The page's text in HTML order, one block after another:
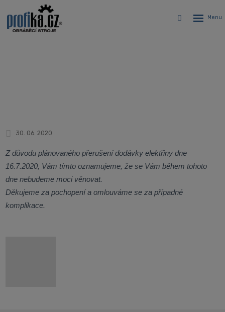
Vyhledávání
30. 06. 2020
Z důvodu plánovaného přerušení dodávky elektřiny dne
16.7.2020, Vám tímto oznamujeme, že se Vám během tohoto
dne nebudeme moci věnovat.
Děkujeme za pochopení a omlouváme se za případné
komplikace.